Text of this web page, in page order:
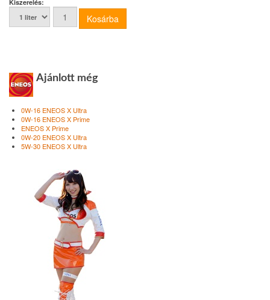
Kiszerelés:
Ajánlott még
0W-16 ENEOS X Ultra
0W-16 ENEOS X Prime
ENEOS X Prime
0W-20 ENEOS X Ultra
5W-30 ENEOS X Ultra